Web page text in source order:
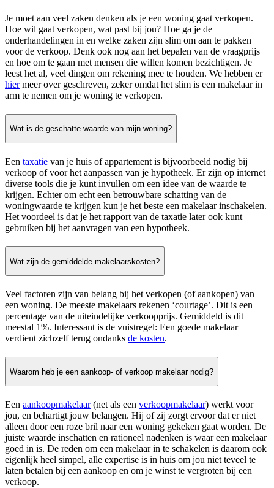
Je moet aan veel zaken denken als je een woning gaat verkopen.
Hoe wil gaat verkopen, wat past bij jou? Hoe ga je de
onderhandelingen in en welke zaken zijn slim om aan te pakken
voor de verkoop. Denk ook nog aan het bepalen van de vraagprijs
en hoe om te gaan met mensen die willen komen bezichtigen. Je
leest het al, veel dingen om rekening mee te houden. We hebben er
hiermeer over geschreven, zeker omdat het slim is een makelaar in
arm te nemen om je woning te verkopen.
Wat is de geschatte waarde van mijn woning?
Een taxatie van je huis of appartement is bijvoorbeeld nodig bij
verkoop of voor het aanpassen van je hypotheek. Er zijn op internet
diverse tools die je kunt invullen om een idee van de waarde te
krijgen. Echter om echt een betrouwbare schatting van de
woningwaarde te krijgen kun je het beste een makelaar inschakelen.
Het voordeel is dat je het rapport van de taxatie later ook kunt
gebruiken bij het aanvragen van een hypotheek.
Wat zijn de gemiddelde makelaarskosten?
Veel factoren zijn van belang bij het verkopen (of aankopen) van
een woning. De meeste makelaars rekenen ‘courtage’. Dit is een
percentage van de uiteindelijke verkoopprijs. Gemiddeld is dit
meestal 1%. Interessant is de vuistregel: Een goede makelaar
verdient zichzelf terug ondanks de kosten.
Waarom heb je een aankoop- of verkoop makelaar nodig?
Een aankoopmakelaar(net als een verkoopmakelaar) werkt voor
jou, en behartigt jouw belangen. Hij of zij zorgt ervoor dat er niet
alleen door een roze bril naar een woning gekeken gaat worden. De
juiste waarde inschatten en rationeel nadenken is waar een makelaar
goed in is. De reden om een makelaar in te schakelen is daarom ook
eigenlijk heel simpel, alle expertise is in huis om jou niet teveel te
laten betalen bij een aankoop en om je winst te vergroten bij een
verkoop.